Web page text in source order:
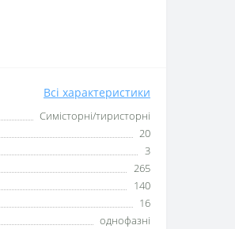
Всі характеристики
Симісторні/тиристорні
20
3
265
140
16
однофазні